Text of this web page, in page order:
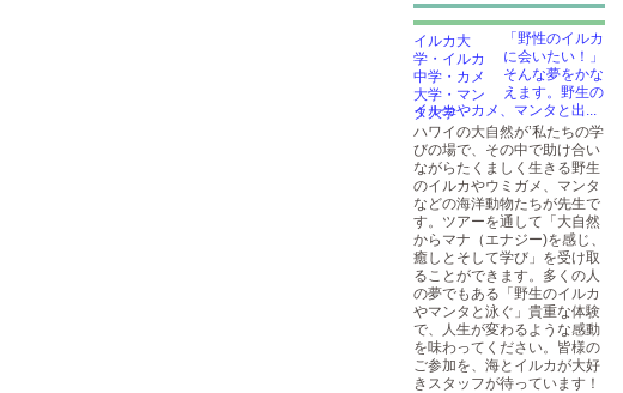
「野性のイルカ
に会いたい！」
そんな夢をかな
えます。野生の
イルカやカメ、マンタと出...
ハワイの大自然が’私たちの学
びの場で、その中で助け合い
ながらたくましく生きる野生
のイルカやウミガメ、マンタ
などの海洋動物たちが先生で
す。ツアーを通して「大自然
からマナ（エナジー)を感じ、
癒しとそして学び」を受け取
ることができます。多くの人
の夢でもある「野生のイルカ
やマンタと泳ぐ」貴重な体験
で、人生が変わるような感動
を味わってください。皆様の
ご参加を、海とイルカが大好
きスタッフが待っています！